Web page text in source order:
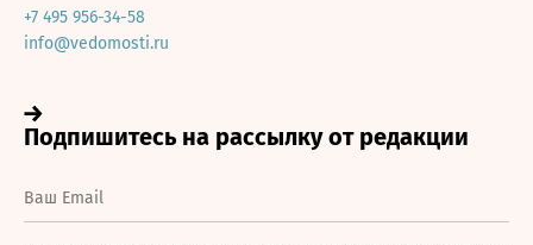
+7 495 956-34-58
info@vedomosti.ru